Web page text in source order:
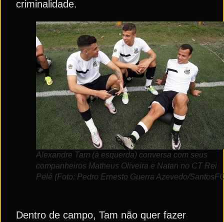
criminalidade.
Alexandre Tam (à esquerda) conversa com seus
companheiros Matheus Oliveira e Natan no CT Rei
Pelé (Foto: Pedro Ernesto Guerra Azevedo/
Dentro de campo, Tam não quer fazer